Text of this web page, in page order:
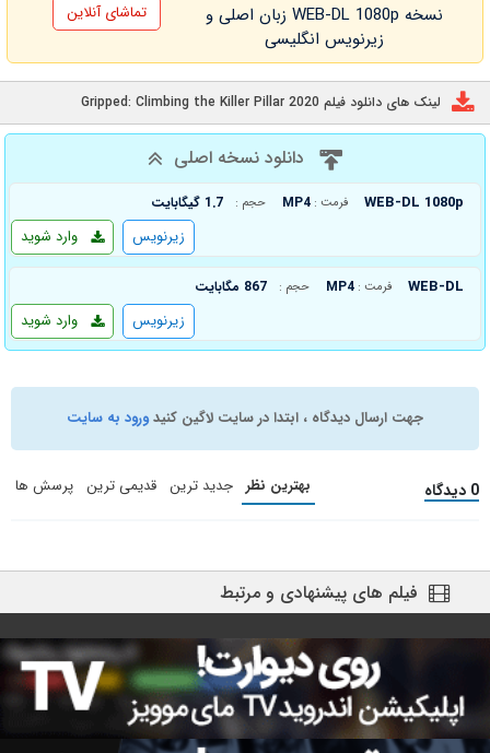
نسخه WEB-DL 1080p زبان اصلی و
زیرنویس انگلیسی
تماشای آنلاین
لینک های دانلود فیلم Gripped: Climbing the Killer Pillar 2020
دانلود نسخه اصلی
WEB-DL 1080p فرمت : MP4 حجم : 1.7 گیگابایت
وارد شوید زیرنویس
WEB-DL فرمت : MP4 حجم : 867 مگابایت
وارد شوید زیرنویس
جهت ارسال دیدگاه ، ابتدا در سایت لاگین کنیدورود به سایت
0 دیدگاه بهترین نظر جدید ترین قدیمی ترین پرسش ها
فیلم های پیشنهادی و مرتبط